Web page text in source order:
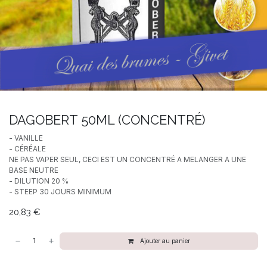
DAGOBERT 50ML (CONCENTRÉ)
- VANILLE
- CÉRÉALE
NE PAS VAPER SEUL, CECI EST UN CONCENTRÉ A MELANGER A UNE
BASE NEUTRE
- DILUTION 20 %
- STEEP 30 JOURS MINIMUM
20,83 €
Ajouter au panier